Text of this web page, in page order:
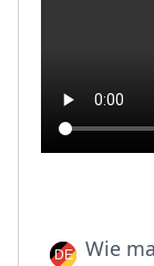
Wie